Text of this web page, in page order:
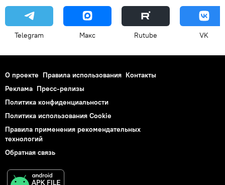
Telegram Макс Rutube VK
О проекте Правила использования Контакты
Реклама Пресс-релизы
Политика конфиденциальности
Политика использования Cookie
Правила применения рекомендательных
технологий
Обратная связь